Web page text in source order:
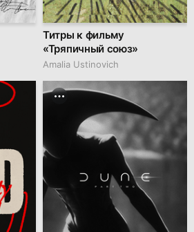
Титры к фильму
«Тряпичный союз»
Amalia Ustinovich